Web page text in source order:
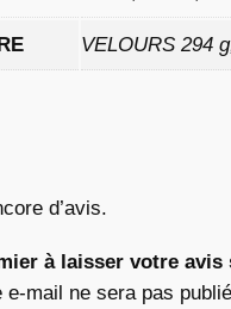
VELOURS 294
d’avis.
à laisser votre avis
e-mail ne sera pas